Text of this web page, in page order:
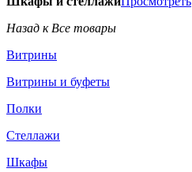
Назад к Все товары
Витрины
Витрины и буфеты
Полки
Стеллажи
Шкафы